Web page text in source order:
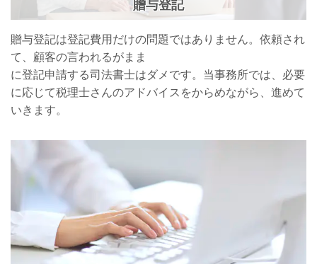
贈与登記
贈与登記は登記費用だけの問題ではありません。依頼され
て、顧客の言われるがまま
に登記申請する司法書士はダメです。当事務所では、必要
に応じて税理士さんのアドバイスをからめながら、進めて
いきます。